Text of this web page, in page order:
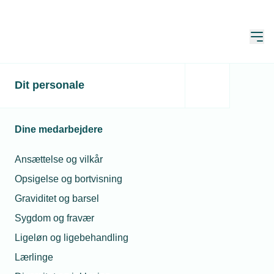
Dit personale
Dine medarbejdere
Ansættelse og vilkår
Opsigelse og bortvisning
Graviditet og barsel
Sygdom og fravær
Ligeløn og ligebehandling
Lærlinge
Ligeløn og
Ligebehandling